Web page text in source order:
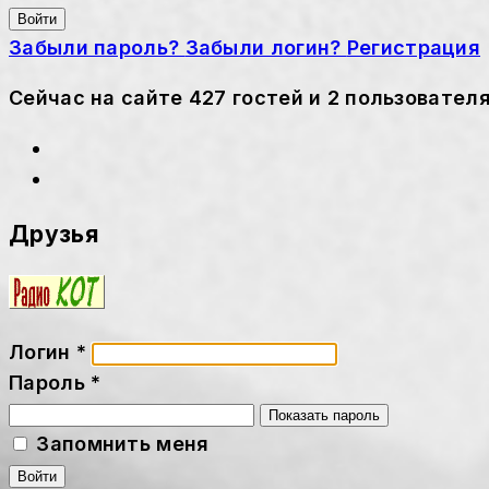
Войти
Забыли пароль? Забыли логин? Регистрация
Сейчас на сайте 427 гостей и 2
Друзья
Логин *
Пароль*
Показать пароль
Запомнить меня
Войти